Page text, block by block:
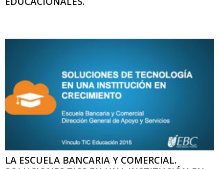
LA ESCUELA BANCARIA Y COMERCIAL.